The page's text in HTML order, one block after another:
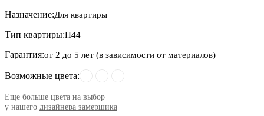
Назначение:Для квартиры
Тип квартиры:П44
Гарантия:от 2 до 5 лет (в зависимости от материалов)
Возможные цвета:
Eще больше цвета на выбор
у нашего дизайнера замерщика